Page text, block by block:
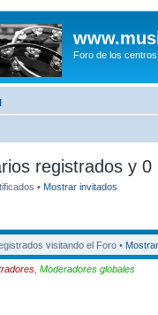
Foro de los
registrados y
• Mostrar invitados
visitando el Foro •
Moderadores globales